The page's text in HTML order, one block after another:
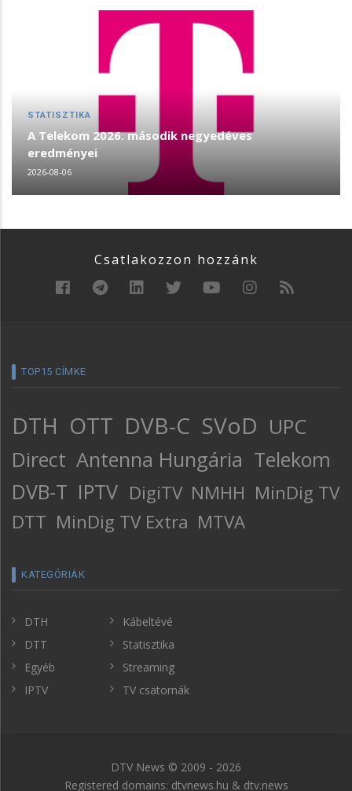
STATISZTIKA
A Telekom 2026. második negyedéves
eredményei
2026-08-06
Csatlakozzon hozzánk
TOP15 CÍMKE
DTH OTT DVB-C SVoD UPC
Direct Antenna Hungária Telekom
DVB-T IPTV DigiTV NMHH MinDig TV
DTT MinDig TV Extra MTVA
KATEGÓRIÁK
DTH
DTT
Egyéb
IPTV
Kábeltévé
Statisztika
Streaming
TV csatornák
DTV News © 2009 - 2026
Registered domains: dtvnews.hu & dtv.news